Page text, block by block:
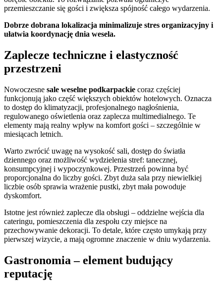
przemieszczanie się gości i zwiększa spójność całego wydarzenia.
Dobrze dobrana lokalizacja minimalizuje stres organizacyjny i
ułatwia koordynację dnia wesela.
Zaplecze techniczne i elastyczność
przestrzeni
Nowoczesne sale weselne podkarpackie coraz częściej
funkcjonują jako część większych obiektów hotelowych. Oznacza
to dostęp do klimatyzacji, profesjonalnego nagłośnienia,
regulowanego oświetlenia oraz zaplecza multimedialnego. Te
elementy mają realny wpływ na komfort gości – szczególnie w
miesiącach letnich.
Warto zwrócić uwagę na wysokość sali, dostęp do światła
dziennego oraz możliwość wydzielenia stref: tanecznej,
konsumpcyjnej i wypoczynkowej. Przestrzeń powinna być
proporcjonalna do liczby gości. Zbyt duża sala przy niewielkiej
liczbie osób sprawia wrażenie pustki, zbyt mała powoduje
dyskomfort.
Istotne jest również zaplecze dla obsługi – oddzielne wejścia dla
cateringu, pomieszczenia dla zespołu czy miejsce na
przechowywanie dekoracji. To detale, które często umykają przy
pierwszej wizycie, a mają ogromne znaczenie w dniu wydarzenia.
Gastronomia – element budujący
reputację